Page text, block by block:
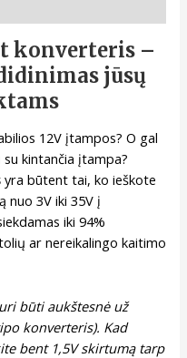
konverteris –
jūsų
12V įtampos? O gal
kintančia įtampa?
yra būtent tai, ko ieškote
nuo 3V iki 35V į
iki 94%
ar nereikalingo kaitimo
būti aukštesnė už
konverteris). Kad
bent 1,5V skirtumą tarp